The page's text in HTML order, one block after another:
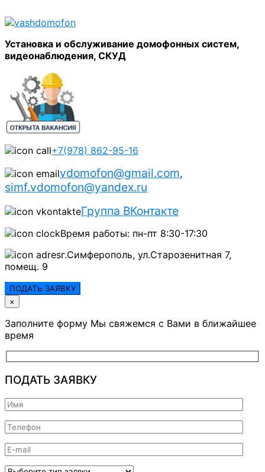
Установка и обслуживание домофонных систем,
видеонаблюдения, СКУД
+7(978) 862-95-16
vdomofon@gmail.com,
simf.vdomofon@yandex.ru
Группа ВКонтакте
Время работы: пн-пт 8:30-17:30
г.Симферополь, ул.Старозенитная 7,
помещ. 9
ПОДАТЬ ЗАЯВКУ
×
Заполните форму Мы свяжемся с Вами в ближайшее
время
ПОДАТЬ ЗАЯВКУ